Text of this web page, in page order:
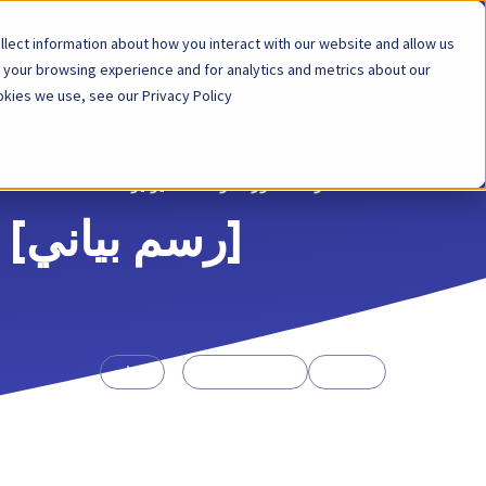
information about how you interact with our website and allow us
browsing experience and for analytics and metrics about our
we use, see our Privacy Policy.
المنصة
العودةمنشور مدونة 24 يونيو 2020
[رسم بياني]
الموارد